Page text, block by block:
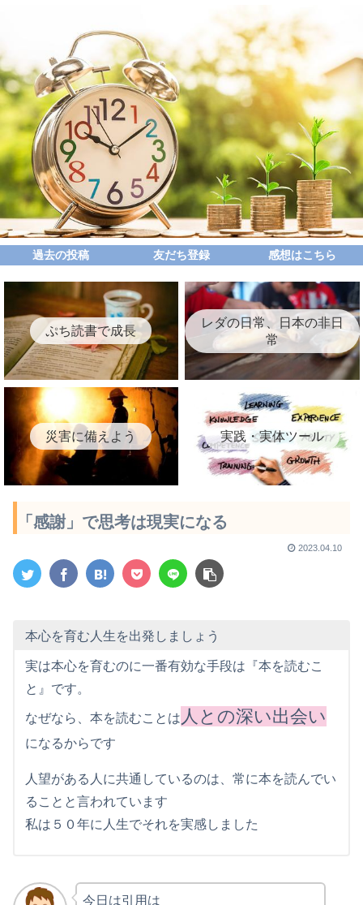
過去の投稿 友だち登録 感想はこちら
ぷち読書で成長
レダの日常、日本の非日
常
災害に備えよう 実践・実体ツール
「感謝」で思考は現実になる
2023.04.10
本心を育む人生を出発しましょう
実は本心を育むのに一番有効な手段は『本を読むこ
と』です。
なぜなら、本を読むことは 人との深い出会い
になるからです
人望がある人に共通しているのは、常に本を読んでい
ることと言われています
私は５０年に人生でそれを実感しました
今日は引用は